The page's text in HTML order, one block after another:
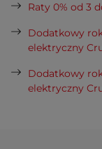
Raty 0% od 3
Dodatkowy
elektryczny
Dodatkowy
elektryczny